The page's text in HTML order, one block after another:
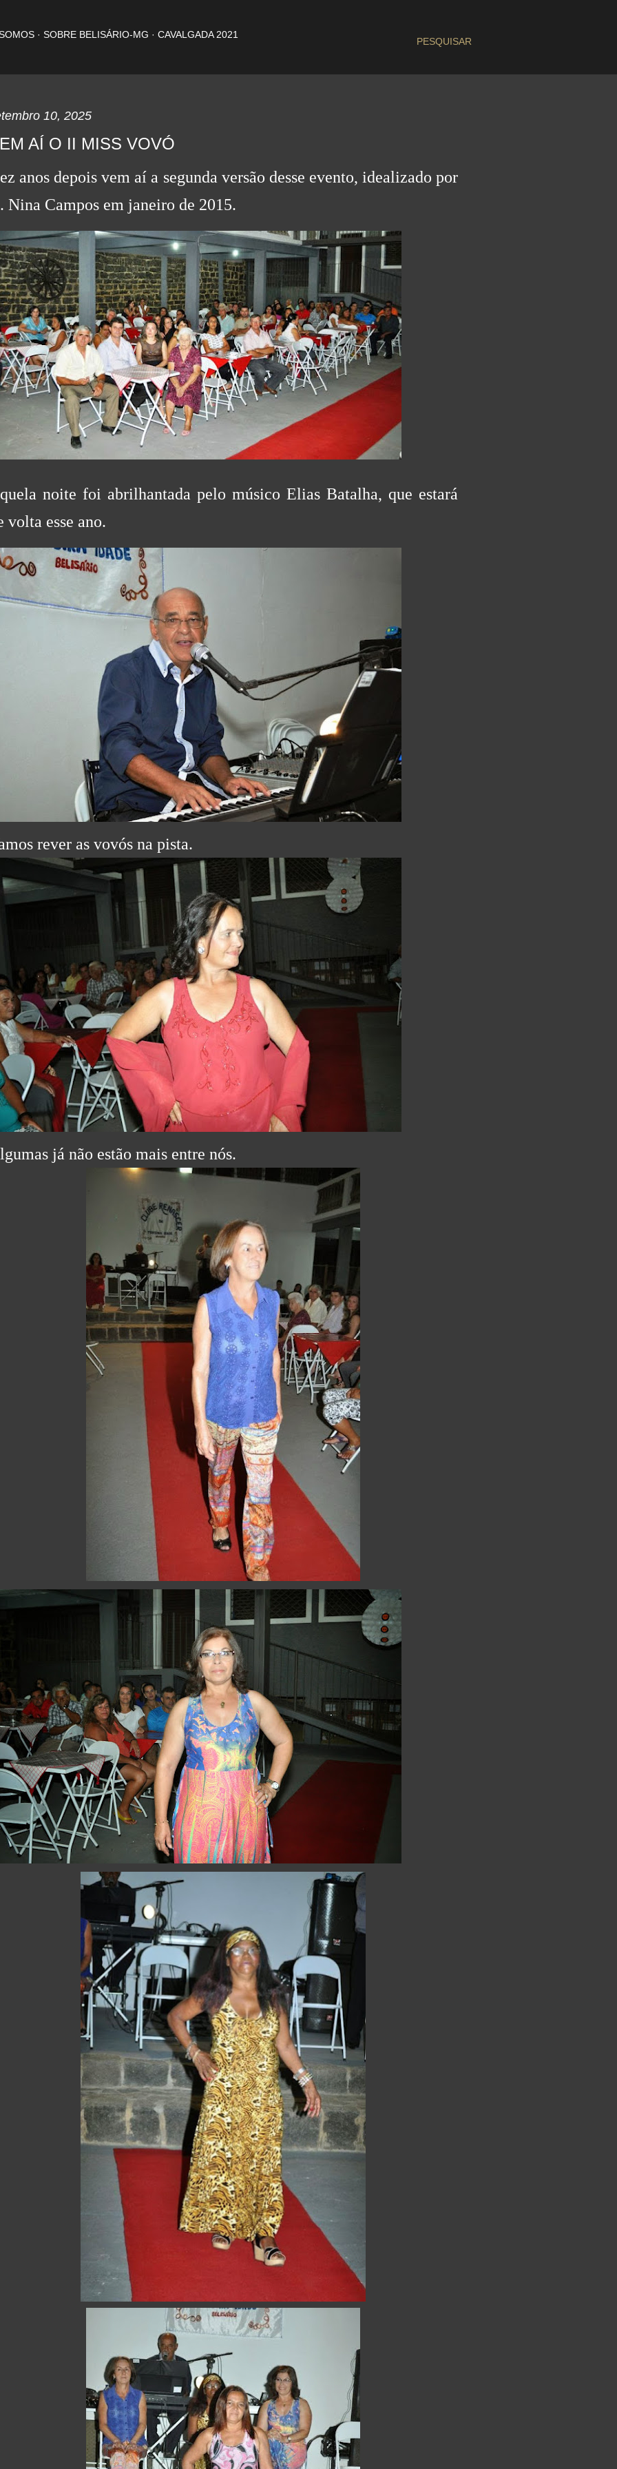
PESQUISAR
SOBRE BELISÁRIO-MG CAVALGADA 2021
10, 2025
AÍ O II MISS VOVÓ
anos depois vem aí a segunda versão desse evento, idealizado por
Nina Campos em janeiro de 2015.
noite foi abrilhantada pelo músico Elias Batalha, que estará
volta esse ano.
rever as vovós na pista.
já não estão mais entre nós.